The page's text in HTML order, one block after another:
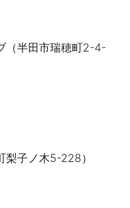
（半田市瑞穂町2-4-
梨子ノ木5-228）